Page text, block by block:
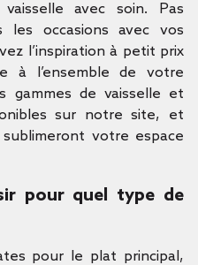
avec soin. Pas
les occasions avec vos
l’inspiration à petit prix
à l’ensemble de votre
gammes de vaisselle et
sur notre site, et
votre espace
pour quel type de
pour le plat principal,